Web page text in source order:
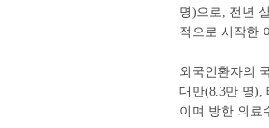
명)으로, 전년
적으로 시작한
외국인환자의
대만(8.3만 명),
이며 방한 의료